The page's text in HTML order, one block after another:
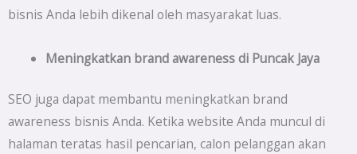
bisnis Anda lebih dikenal oleh masyarakat luas.
Meningkatkan brand awareness di Puncak Jaya
SEO juga dapat membantu meningkatkan brand
awareness bisnis Anda. Ketika website Anda muncul di
halaman teratas hasil pencarian, calon pelanggan akan